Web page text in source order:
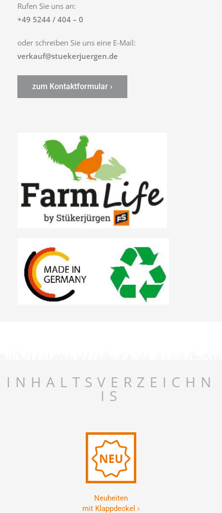
Rufen Sie uns an:
+49 5244 / 404 – 0
oder schreiben Sie uns eine E-Mail:
verkauf@stuekerjuergen.de
zum Kontaktformular ›
INHALTSVERZEICHN
IS
Neuheiten
mit Klappdeckel ›